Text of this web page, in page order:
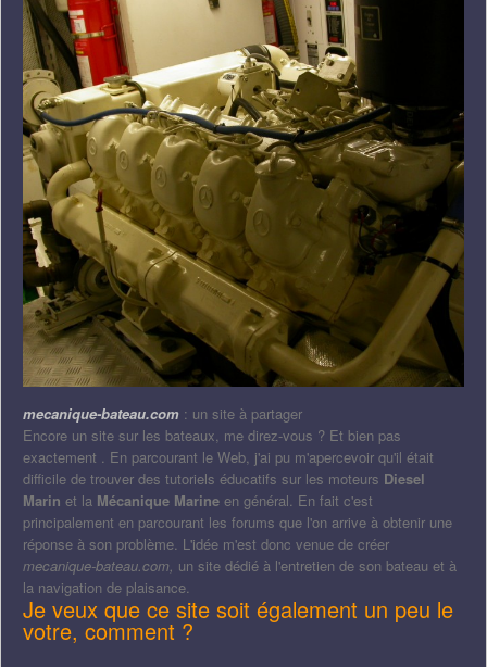
mecanique-bateau.com : un site à partager
Encore un site sur les bateaux, me direz-vous ? Et bien pas
exactement . En parcourant le Web, j'ai pu m'apercevoir qu'il était
difficile de trouver des tutoriels éducatifs sur les moteurs Diesel
Marin et la Mécanique Marine en général. En fait c'est
principalement en parcourant les forums que l'on arrive à obtenir une
réponse à son problème. L'idée m'est donc venue de créer
mecanique-bateau.com, un site dédié à l'entretien de son bateau et à
la navigation de plaisance.
Je veux que ce site soit également un peu le
votre, comment ?